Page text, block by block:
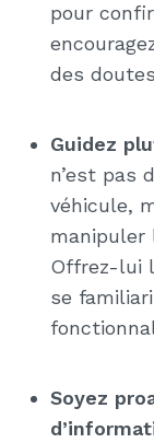
pour
des
Guidez
n’est pas
véhicule,
manipuler
Offrez-lui
se
Soyez